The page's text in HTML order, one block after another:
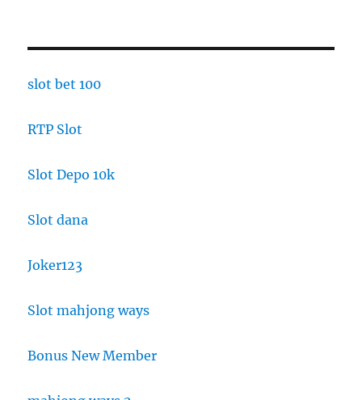
slot bet 100
RTP Slot
Slot Depo 10k
Slot dana
Joker123
Slot mahjong ways
Bonus New Member